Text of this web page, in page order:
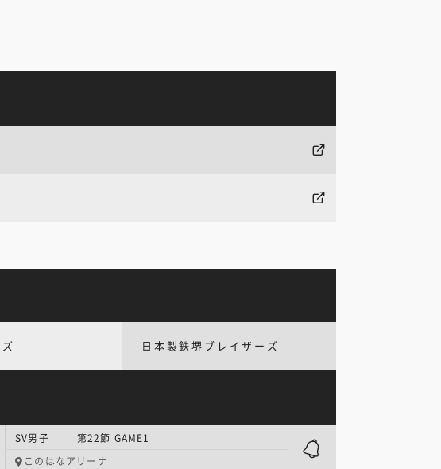
日本製鉄堺ブレイザーズ
SV男子 | 第22節 GAME1
このはなアリーナ